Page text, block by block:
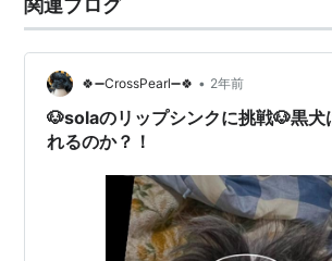
関連ブログ
🍀➖CrossPearl➖🍀 • 2年前
🐶solaのリップシンクに挑戦🐶黒犬
れるのか？！